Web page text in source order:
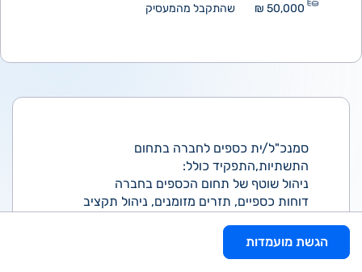
50,000 ₪
שהתקבל מהמעסיק
סמנכ"ל/ית כספים לחברה בתחום
התשתיות,התפקיד כולל:
ניהול שוטף של תחום הכספים בחברה
דוחות כספיים, תזרים מזומנים, ניהול תקציב
ניהול שוטף של התקציב, בקרת תקציב
אחריות על תחום הרכש, דאטה, IT
הגשת מועמדות